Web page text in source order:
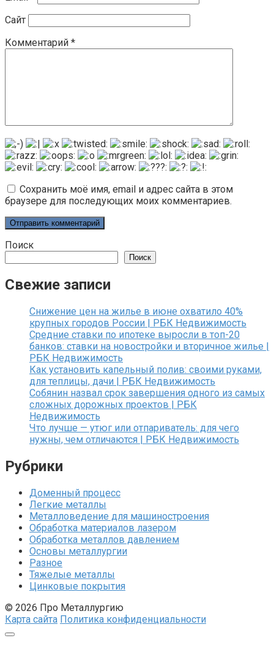
Сайт
Комментарий *
Сохранить моё имя, email и адрес сайта в этом
браузере для последующих моих комментариев.
Поиск
Поиск
Свежие записи
Снижение цен на жилье в июне охватило 40%
крупных городов России | РБК Недвижимость
Средние ставки по ипотеке выросли в топ-20
банков: ставки на новостройки и вторичное жилье |
РБК Недвижимость
Как установить капельный полив: своими руками,
для теплицы, дачи | РБК Недвижимость
Собянин назвал срок завершения одного из самых
сложных дорожных проектов | РБК
Недвижимость
Что лучше — утюг или отпариватель: для чего
нужны, чем отличаются | РБК Недвижимость
Рубрики
Доменный процесс
Легкие металлы
Металловедение для машиностроения
Обработка материалов лазером
Обработка металлов давлением
Основы металлургии
Разное
Тяжелые металлы
Цинковые покрытия
© 2026 Про Металлургию
Карта сайта Политика конфиденциальности